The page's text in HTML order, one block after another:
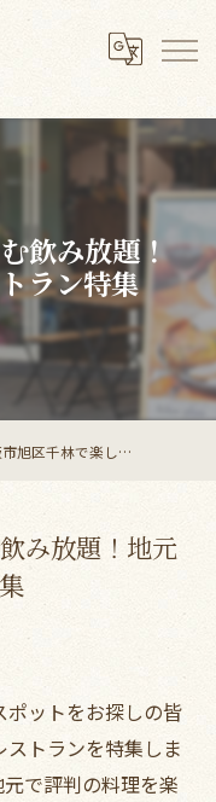
飲み放題！
ラン特集
で楽しむ飲み放題！地元のおすすめレストラン特集
み放題！地元
ットをお探しの皆
トランを特集しま
で評判の料理を楽